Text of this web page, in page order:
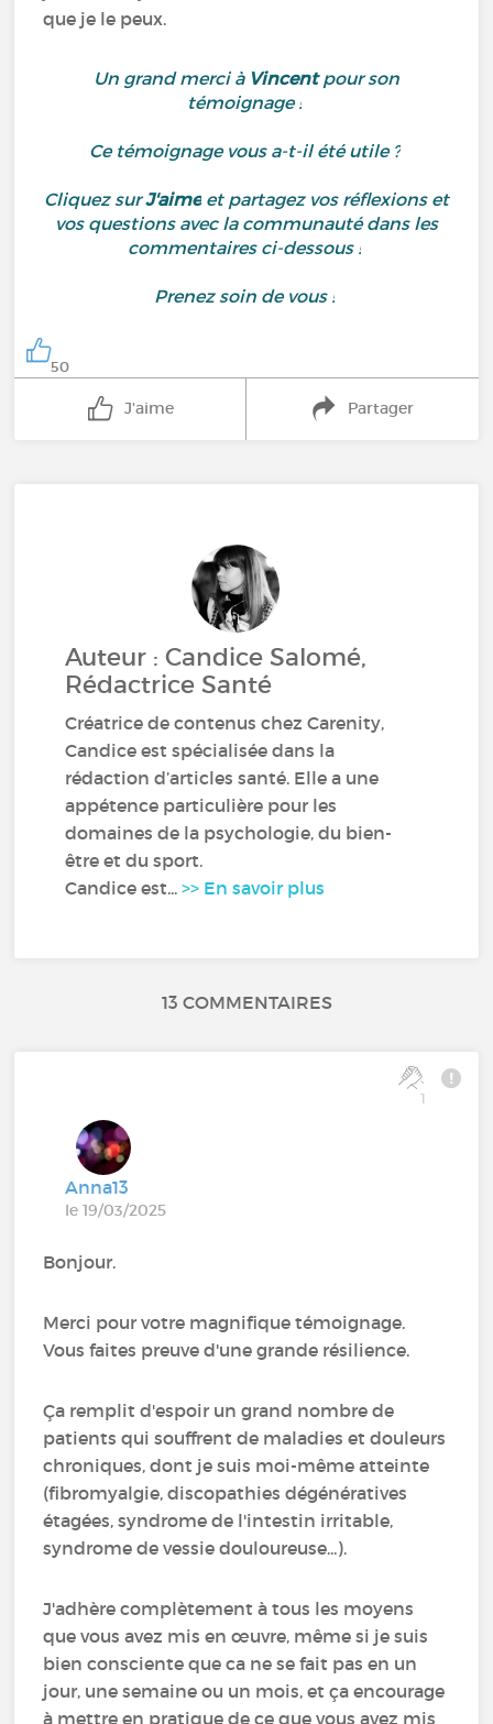
que je le peux.
Un grand merci à Vincentpour son
témoignage !
Ce témoignage vous a-t-il été utile ?
Cliquez surJ'aime et partagez vos réflexions et
vos questions avec la communauté dans les
commentaires ci-dessous !
Prenez soin de vous !
50
J'aime Partager
Auteur : Candice Salomé,
Rédactrice Santé
Créatrice de contenus chez Carenity,
Candice est spécialisée dans la
rédaction d’articles santé. Elle a une
appétence particulière pour les
domaines de la psychologie, du bien-
être et du sport.
Candice est...>> En savoir plus
13 COMMENTAIRES
1
Anna13
le 19/03/2025
Bonjour.
Merci pour votre magnifique témoignage.
Vous faites preuve d'une grande résilience.
Ça remplit d'espoir un grand nombre de
patients qui souffrent de maladies et douleurs
chroniques, dont je suis moi-même atteinte
(fibromyalgie, discopathies dégénératives
étagées, syndrome de l'intestin irritable,
syndrome de vessie douloureuse...).
J'adhère complètement à tous les moyens
que vous avez mis en œuvre, même si je suis
bien consciente que ca ne se fait pas en un
jour, une semaine ou un mois, et ça encourage
à mettre en pratique de ce que vous avez mis